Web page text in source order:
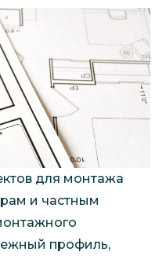
для монтажа
и частным
профиль,